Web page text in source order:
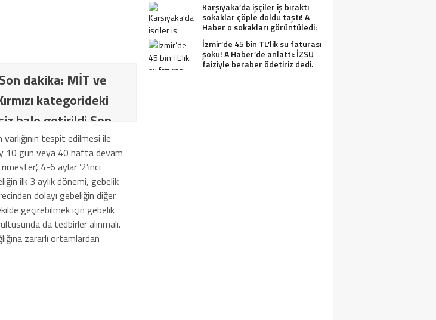
dakika: MİT ve
kategorideki
hale getirildi Son
Kırmızı
etkisiz hale
tespit edilmesi ile
10 gün veya 40 hafta devam
4-6 aylar ’2’inci
ilk 3 aylık dönemi, gebelik
dolayı gebeliğin diğer
geçirebilmek için gebelik
da tedbirler alınmalı.
zararlı ortamlardan
Karşıyaka’da işçiler iş bıraktı
sokaklar çöple doldu taştı! A
Haber o sokakları görüntüledi:
Fareler cirit atıyor
İzmir’de 45 bin TL’lik su faturası
şoku! A Haber’de anlattı: İZSU
faiziyle beraber ödetiriz dedi.